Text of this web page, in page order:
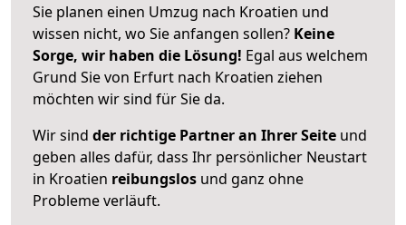
Sie planen einen Umzug nach Kroatien und
wissen nicht, wo Sie anfangen sollen? Keine
Sorge, wir haben die Lösung! Egal aus welchem
Grund Sie von Erfurt nach Kroatien ziehen
möchten wir sind für Sie da.
Wir sind der richtige Partner an Ihrer Seite und
geben alles dafür, dass Ihr persönlicher Neustart
in Kroatien reibungslos und ganz ohne
Probleme verläuft.